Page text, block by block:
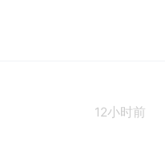
12小时前